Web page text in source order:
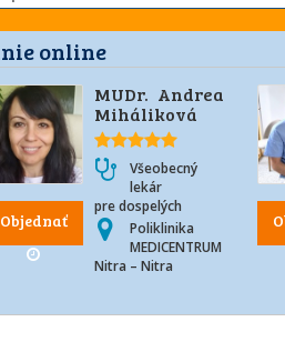
online
Objednať
MUDr. Andrea
Miháliková
Všeobecný
lekár
pre dospelých
Poliklinika
MEDICENTRUM
Nitra – Nitra